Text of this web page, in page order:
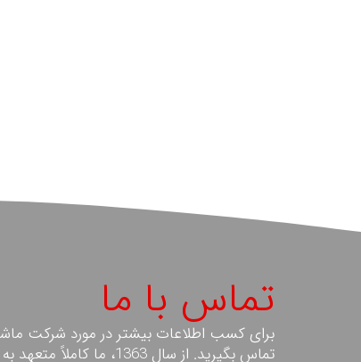
تماس با ما
برای کسب اطلاعات بیشتر در مورد شرکت
تماس بگیرید. از سال